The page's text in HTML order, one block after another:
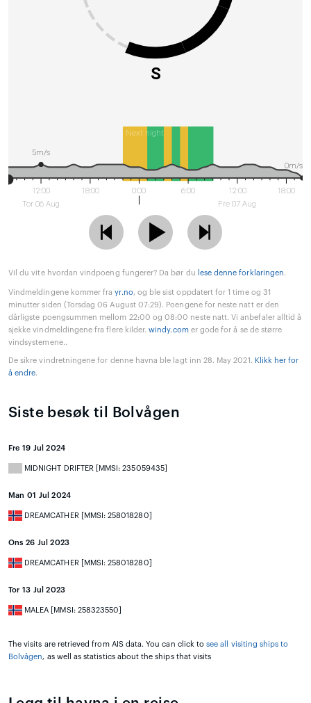
S
Next night
12:00
Tor 06 Aug
18:00 0:00 6:00
12:00
Fre 07 Aug
18:00
5m/s
0m/s
Vil du vite hvordan vindpoeng fungerer? Da bør du lese denne forklaringen.
Vindmeldingene kommer frayr.no, og ble sist oppdatert for 1 time og 31
minutter siden (Torsdag 06 August 07:29). Poengene for neste natt er den
dårligste poengsummen mellom 22:00 og 08:00 neste natt. Vi anbefaler alltid å
sjekke vindmeldingene fra flere kilder.windy.comer gode for å se de større
vindsystemene..
De sikre vindretningene for denne havna ble lagt inn 28. May 2021. Klikk her for
å endre.
Siste besøk til Bolvågen
Fre 19 Jul 2024
MIDNIGHT DRIFTER [MMSI: 235059435]
Man 01 Jul 2024
DREAMCATHER [MMSI: 258018280]
Ons 26 Jul 2023
DREAMCATHER [MMSI: 258018280]
Tor 13 Jul 2023
MALEA [MMSI: 258323550]
The visits are retrieved from AIS data. You can click tosee all visiting ships to
Bolvågen, as well as statistics about the ships that visits